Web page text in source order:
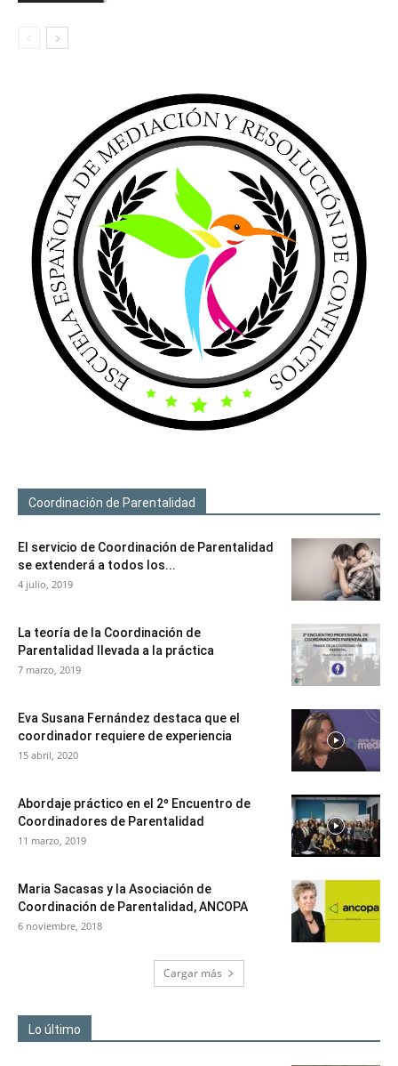
Coordinación de Parentalidad
El servicio de Coordinación de Parentalidad
se extenderá a todos los...
4 julio, 2019
La teoría de la Coordinación de
Parentalidad llevada a la práctica
7 marzo, 2019
Eva Susana Fernández destaca que el
coordinador requiere de experiencia
15 abril, 2020
Abordaje práctico en el 2º Encuentro de
Coordinadores de Parentalidad
11 marzo, 2019
Maria Sacasas y la Asociación de
Coordinación de Parentalidad, ANCOPA
6 noviembre, 2018
Cargar más
Lo último